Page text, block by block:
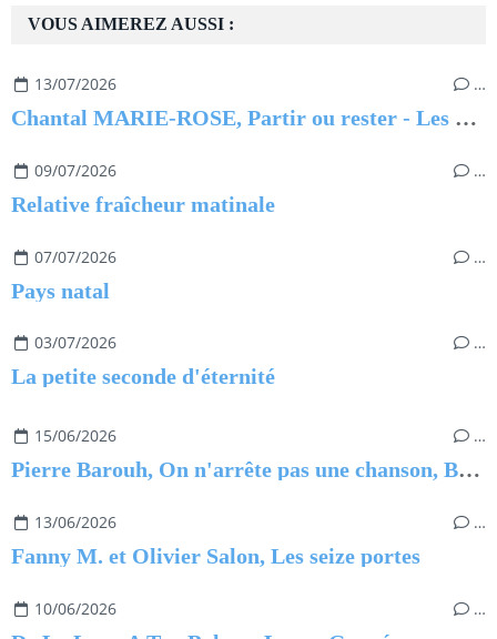
VOUS AIMEREZ AUSSI :
13/07/2026 …
Chantal MARIE-ROSE, Partir ou rester - Les clés pour évoluer professionnellement sans regret
09/07/2026 …
Relative fraîcheur matinale
07/07/2026 …
Pays natal
03/07/2026 …
La petite seconde d'éternité
15/06/2026 …
Pierre Barouh, On n'arrête pas une chanson, Benjamin Barouh
13/06/2026 …
Fanny M. et Olivier Salon, Les seize portes
10/06/2026 …